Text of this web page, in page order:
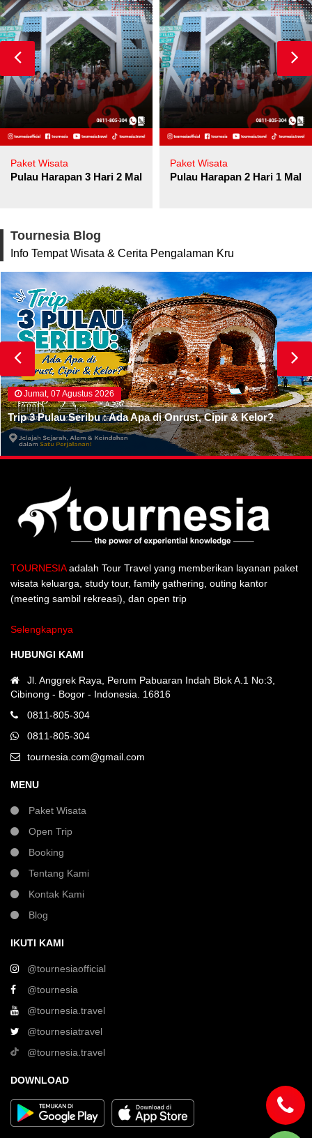
Paket Wisata
Pulau Harapan 3 Hari 2 Malam
Paket Wisata
Pulau Harapan 2 Hari 1
Tournesia Blog
Info Tempat Wisata & Cerita Pengalaman Kru
Jumat, 07 Agustus 2026
Trip 3 Pulau Seribu : Ada Apa di Onrust, Cipir & Kelor?
TOURNESIAadalah Tour Travel yang memberikan layanan paket
wisata keluarga, study tour, family gathering, outing kantor
(meeting sambil rekreasi), dan open trip
Selengkapnya
HUBUNGI KAMI
Jl. Anggrek Raya, Perum Pabuaran Indah Blok A.1 No:3,
Cibinong - Bogor - Indonesia. 16816
0811-805-304
0811-805-304
tournesia.com@gmail.com
MENU
Paket Wisata
Open Trip
Booking
Tentang Kami
Kontak Kami
Blog
IKUTI KAMI
@tournesiaofficial
@tournesia
@tournesia.travel
@tournesiatravel
@tournesia.travel
DOWNLOAD